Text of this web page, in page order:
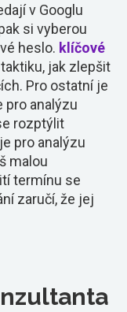
v Googlu
si vyberou
heslo. klíčové
jak zlepšit
Pro ostatní je
pro analýzu
rozptýlit
pro analýzu
malou
termínu se
zaručí, že jej